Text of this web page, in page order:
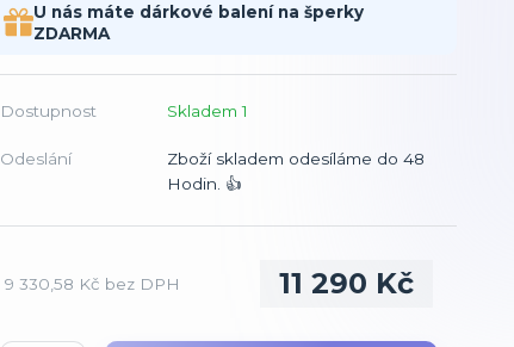
U nás máte dárkové balení na šperky
ZDARMA
Dostupnost Skladem 1
Odeslání
Zboží skladem odesíláme do 48
Hodin. 👍
11 290 Kč
9 330,58 Kč bez DPH